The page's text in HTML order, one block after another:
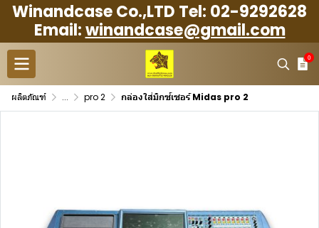
Winandcase Co.,LTD Tel: 02-9292628
Email:winandcase@gmail.com
0
ผลิตภัณฑ์ ... pro 2 กล่องใส่มิกซ์เซอร์ Midas pro 2